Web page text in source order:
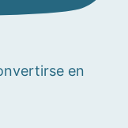
en